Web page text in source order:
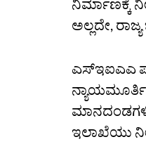
ನಿರ್ಮಾಣಕ್ಕೆ
ಅಲ್ಲದೇ,
ಎಸ್‌ಇಐಎಎ
ನ್ಯಾಯಮೂರ್ತಿ
ಇಲಾಖೆಯು